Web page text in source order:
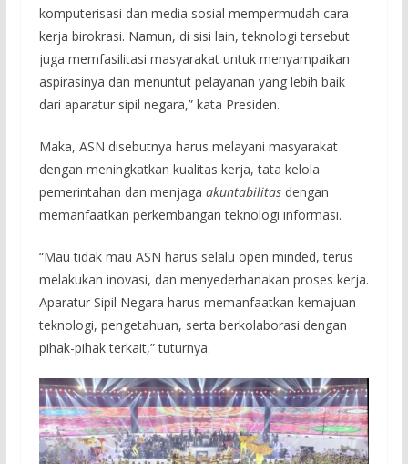
komputerisasi dan media sosial mempermudah cara
kerja birokrasi. Namun, di sisi lain, teknologi tersebut
juga memfasilitasi masyarakat untuk menyampaikan
aspirasinya dan menuntut pelayanan yang lebih baik
dari aparatur sipil negara,” kata Presiden.
Maka, ASN disebutnya harus melayani masyarakat
dengan meningkatkan kualitas kerja, tata kelola
pemerintahan dan menjaga akuntabilitasdengan
memanfaatkan perkembangan teknologi informasi.
“Mau tidak mau ASN harus selalu open minded, terus
melakukan inovasi, dan menyederhanakan proses kerja.
Aparatur Sipil Negara harus memanfaatkan kemajuan
teknologi, pengetahuan, serta berkolaborasi dengan
pihak-pihak terkait,” tuturnya.